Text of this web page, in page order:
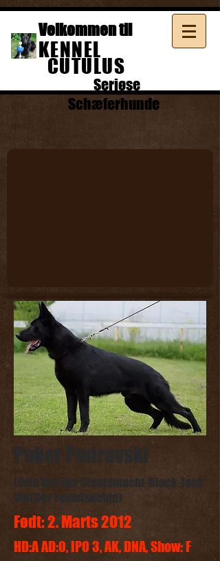
Velkommen til
KENNEL
CUTULUS
Seriøse
Schæferhunde
Poker Podravski
(Orla Von Der Staatsmacht-Black-Jack
Von Der Teufelskehle)
Født: 2. Marts 2012
HD:A AD:0, IPO 3, AK, DNA, Show: F